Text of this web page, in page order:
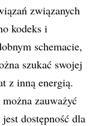
związanych
kodeks i
schemacie,
szukać swojej
z inną energią.
zauważyć
dostępność dla